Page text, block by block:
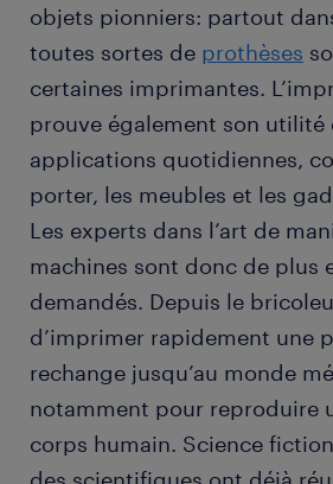
objets pionniers: partout
toutes sortes de prothèses
certaines imprimantes.
prouve également son utilité
applications quotidiennes,
porter, les meubles et les
Les experts dans l’art de
machines sont donc de plus
demandés. Depuis le
d’imprimer rapidement une
rechange jusqu’au monde
notamment pour reproduire
corps humain. Science